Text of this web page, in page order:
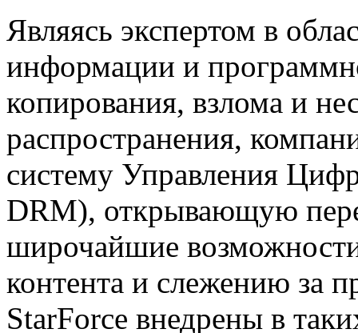
Являясь экспертом в
информации и
копирования, взлома и
распространения,
систему Управления
DRM), открывающую
широчайшие
контента и слежению за
StarForce внедрены в